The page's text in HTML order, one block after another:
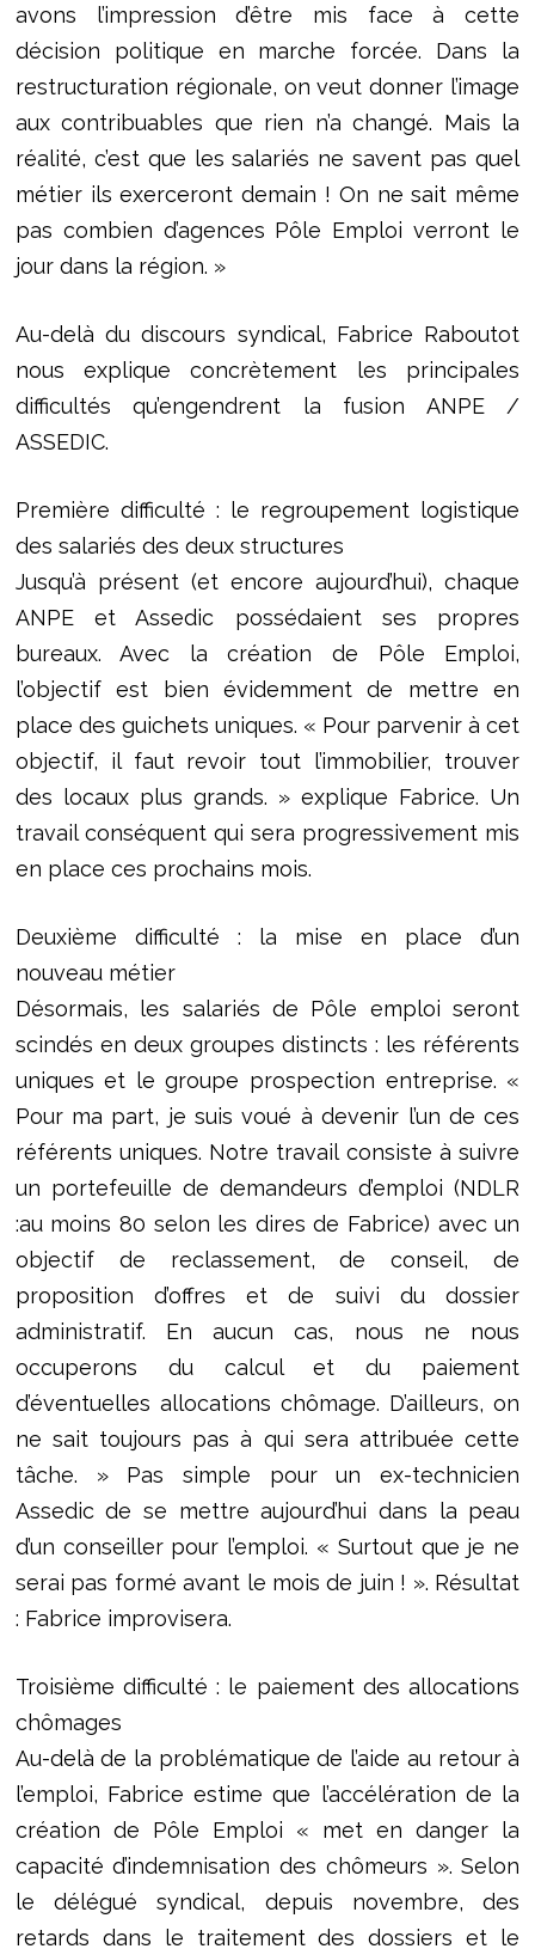
avons l’impression d’être mis face à cette
décision politique en marche forcée. Dans la
restructuration régionale, on veut donner l’image
aux contribuables que rien n’a changé. Mais la
réalité, c’est que les salariés ne savent pas quel
métier ils exerceront demain ! On ne sait même
pas combien d’agences Pôle Emploi verront le
jour dans la région. »
Au-delà du discours syndical, Fabrice Raboutot
nous explique concrètement les principales
difficultés qu’engendrent la fusion ANPE /
ASSEDIC.
Première difficulté : le regroupement logistique
des salariés des deux structures
Jusqu’à présent (et encore aujourd’hui), chaque
ANPE et Assedic possédaient ses propres
bureaux. Avec la création de Pôle Emploi,
l’objectif est bien évidemment de mettre en
place des guichets uniques. « Pour parvenir à cet
objectif, il faut revoir tout l’immobilier, trouver
des locaux plus grands. » explique Fabrice. Un
travail conséquent qui sera progressivement mis
en place ces prochains mois.
Deuxième difficulté : la mise en place d’un
nouveau métier
Désormais, les salariés de Pôle emploi seront
scindés en deux groupes distincts : les référents
uniques et le groupe prospection entreprise. «
Pour ma part, je suis voué à devenir l’un de ces
référents uniques. Notre travail consiste à suivre
un portefeuille de demandeurs d’emploi (NDLR
:au moins 80 selon les dires de Fabrice) avec un
objectif de reclassement, de conseil, de
proposition d’offres et de suivi du dossier
administratif. En aucun cas, nous ne nous
occuperons du calcul et du paiement
d’éventuelles allocations chômage. D’ailleurs, on
ne sait toujours pas à qui sera attribuée cette
tâche. » Pas simple pour un ex-technicien
Assedic de se mettre aujourd’hui dans la peau
d’un conseiller pour l’emploi. « Surtout que je ne
serai pas formé avant le mois de juin ! ». Résultat
: Fabrice improvisera.
Troisième difficulté : le paiement des allocations
chômages
Au-delà de la problématique de l’aide au retour à
l’emploi, Fabrice estime que l’accélération de la
création de Pôle Emploi « met en danger la
capacité d’indemnisation des chômeurs ». Selon
le délégué syndical, depuis novembre, des
retards dans le traitement des dossiers et le